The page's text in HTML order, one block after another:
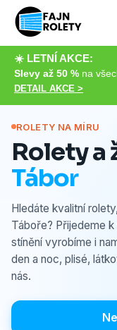
☀️ LETNÍ AKCE:
Slevy až 50 % na
DETAIL AKCE >
ROLETY NA MÍRU
Rolety a
Tábor
Hledáte kvalitní
Táboře? Přijedeme
stínění vyrobíme i
den a noc, plisé,
nás.